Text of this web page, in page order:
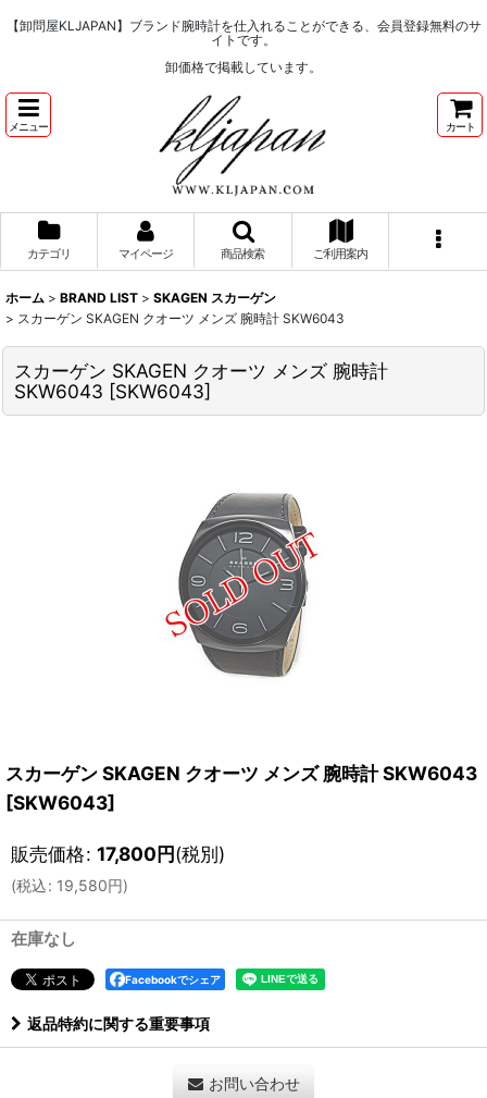
【卸問屋KLJAPAN】ブランド腕時計を仕入れることができる、会員登録無料のサ
イトです。
卸価格で掲載しています。
メニュー カート
カテゴリ マイページ 商品検索 ご利用案内
ホーム > BRAND LIST > SKAGEN スカーゲン
> スカーゲン SKAGEN クオーツ メンズ 腕時計 SKW6043
スカーゲン SKAGEN クオーツ メンズ 腕時計
SKW6043 [SKW6043]
スカーゲン SKAGEN クオーツ メンズ 腕時計 SKW6043
[SKW6043]
販売価格: 17,800円(税別)
(税込: 19,580円)
在庫なし
Facebookでシェア
返品特約に関する重要事項
お問い合わせ